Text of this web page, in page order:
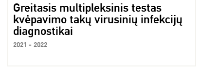
Greitasis multipleksinis testas
kvėpavimo takų virusinių infekcijų
diagnostikai
2021 - 2022